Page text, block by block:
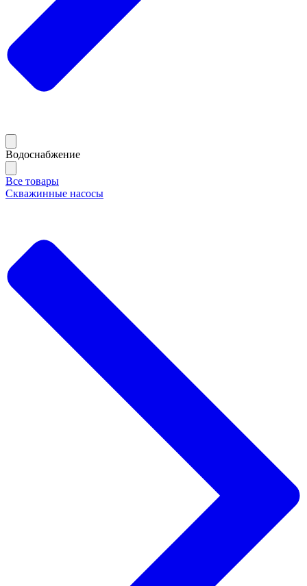
Водоснабжение
Все товары
Скважинные насосы